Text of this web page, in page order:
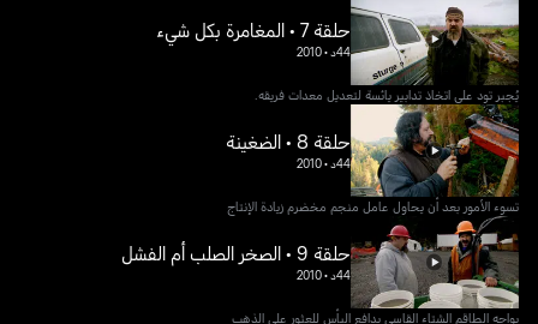
حلقة 7 • المغامرة بكل شيء
44د •
2010
يُجبر تود على اتخاذ تدابير يائسة لتعديل معدات فريقه.
حلقة 8 • الضغينة
44د •
2010
تسوء الأمور بعد أن يحاول عامل منجم مخضرم زيادة الإنتاج
حلقة 9 • الصخر الصلب أم الفشل
44د •
2010
يواجه الطاقم الشتاء القاسي بدافع اليأس للعثور على الذهب